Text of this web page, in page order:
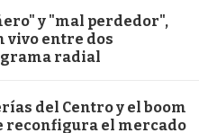
y "mal perdedor",
vivo entre dos
radial
del Centro y el boom
reconfigura el mercado